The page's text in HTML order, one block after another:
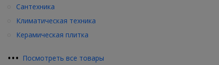
Сантехника
Климатическая техника
Керамическая плитка
••• Посмотреть все товары